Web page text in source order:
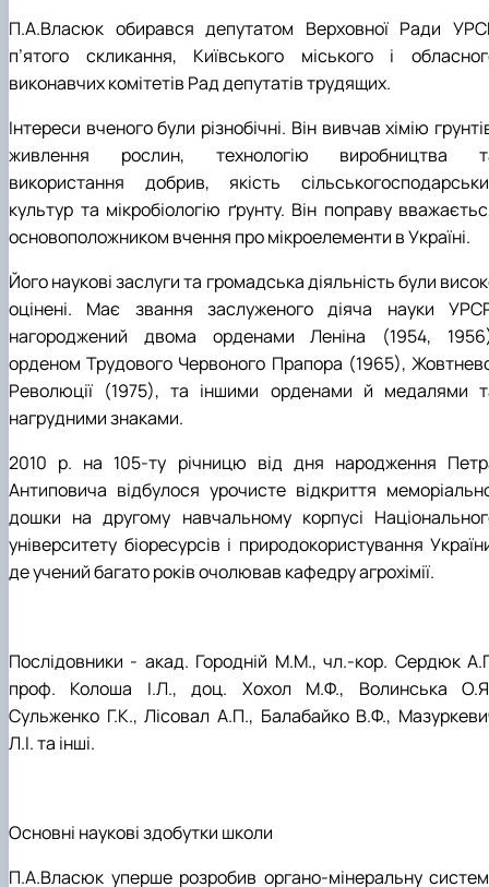
П.А.Власюк обирався депутатом Верховної Ради
п’ятого скликання, Київського міського і
виконавчих комітетів Рад депутатів трудящих.
Інтереси вченого були різнобічні. Він вивчав хімію
живлення рослин, технологію виробництва
використання добрив, якість
культур та мікробіологію ґрунту. Він поправу
основоположником вчення про мікроелементи в Україні.
Його наукові заслуги та громадська діяльність були
оцінені. Має звання заслуженого діяча науки
нагороджений двома орденами Леніна (1954,
орденом Трудового Червоного Прапора (1965),
Революції (1975), та іншими орденами й медалями
нагрудними знаками.
2010 р. на 105-ту річницю від дня народження
Антиповича відбулося урочисте відкриття
дошки на другому навчальному корпусі
університету біоресурсів і природокористування
де учений багато років очолював кафедру агрохімії.
Послідовники - акад. Городній М.М., чл.-кор. Сердюк
проф. Колоша І.Л., доц. Хохол М.Ф., Волинська
Сульженко Г.К., Лісовал А.П., Балабайко В.Ф.,
Л.І. та інші.
Основні наукові здобутки школи
П.А.Власюк уперше розробив органо-мінеральну